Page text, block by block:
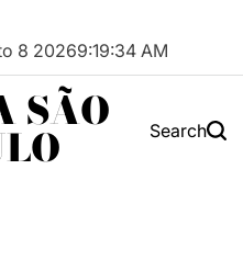
8 20269:19:35 AM
SÃO Search